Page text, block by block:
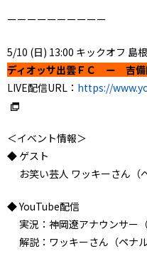
ーーーーーーーーーー
5/10 (日) 13:00 キックオフ 島
ディオッサ出雲ＦＣ ー 吉備
LIVE配信URL： https://
＜イベント情報＞
◆ ゲスト
お笑い芸人 ワッキーさん（
◆ YouTube配信
実況：神岡遼アナウンサー（
解説：ワッキーさん（ペナル